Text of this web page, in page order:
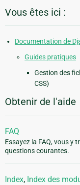
Vous êtes ici :
Documentation de
Guides pratiques
Gestion des
CSS)
Obtenir de l'aide
FAQ
Essayez la FAQ, vous y
questions courantes.
Index, Index des